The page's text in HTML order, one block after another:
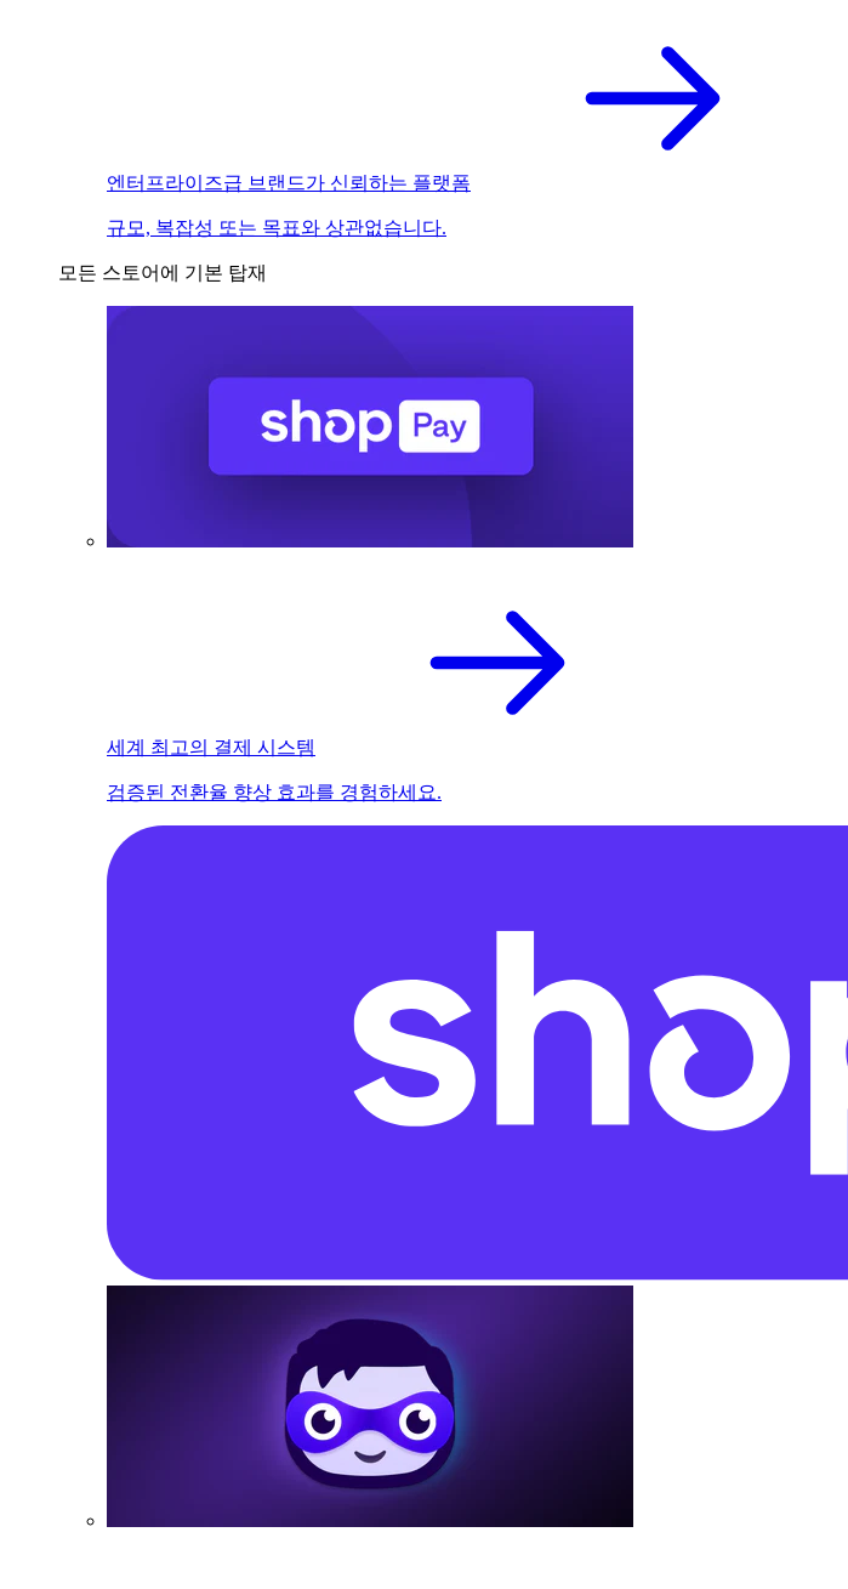
엔터프라이즈급 브랜드가 신뢰하는 플랫폼
규모, 복잡성 또는 목표와 상관없습니다.
모든 스토어에 기본 탑재
세계 최고의 결제 시스템
검증된 전환율 향상 효과를 경험하세요.